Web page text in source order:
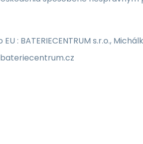
BATERIECENTRUM s.r.o.,